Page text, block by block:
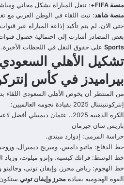
منصة FIFA+
: تنقل المباراة بشكل مجاني
منصة شاهد: تبث اللقاء في الوطن العربي مع
حتى الآن، لم يتم تأكيد إذاعة المباراة عبر
بعض المصادر أشارت إلى احتمالية حصول
Sports على حقوق النقل في اللحظات الأخيرة.
تشكيل الأهلي
بيراميدز في كأس
من المنتظر أن يخوض الأهلي السعودي اللقاء
إنتركونتيننتال 2025 بقيادة نجومه العالميين:
الكرة الذهبية 2025.. عثمان
باريس سان جيرمان
حراسة المرمى: إدوارد ميندي.
خط الدفاع: ماتيو دامس، وميريح ديميرال،
خط الوسط: فرانك كيسيه، وإنزو ميلوت، وزياد
خط الهجوم: رياض محرز، وإيفان توني، وجالينو
القوة الهجومية بقيادة محرز وإيفان توني ستكون